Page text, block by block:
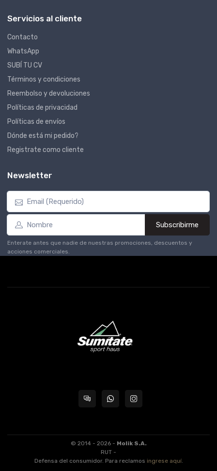
Servicios al cliente
Contacto
WhatsApp
SUBÍ TU CV
Términos y condiciones
Reembolso y devoluciones
Políticas de privacidad
Políticas de envíos
Dónde está mi pedido?
Registrate como cliente
Newsletter
Subscribirme
Enterate antes que nadie de nuestras promociones, descuentos y
acciones comerciales.
© 2014 - 2026 - Molik S.A.
RUT -
Defensa del consumidor. Para reclamos ingrese aquí.